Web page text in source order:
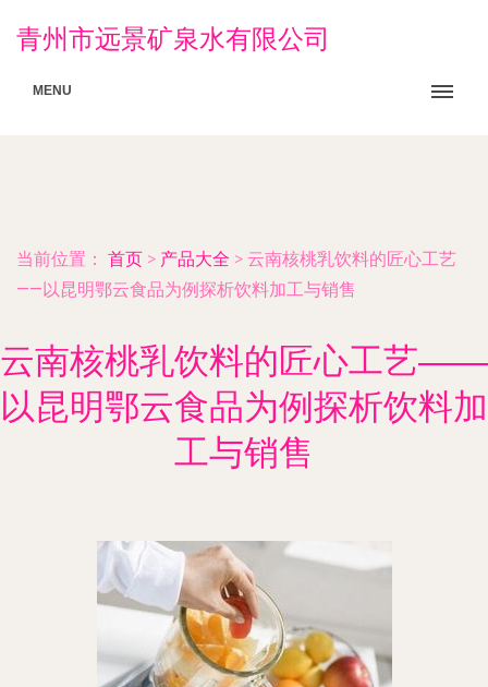
青州市远景矿泉水有限公司
MENU
当前位置： 首页 > 产品大全 > 云南核桃乳饮料的匠心工艺
——以昆明鄂云食品为例探析饮料加工与销售
云南核桃乳饮料的匠心工艺——
以昆明鄂云食品为例探析饮料加
工与销售